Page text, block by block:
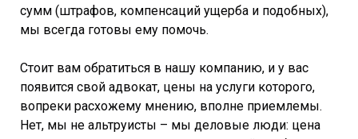
сумм (штрафов, компенсаций ущерба и подобных),
мы всегда готовы ему помочь.
Стоит вам обратиться в нашу компанию, и у вас
появится свой адвокат, цены на услуги которого,
вопреки расхожему мнению, вполне приемлемы.
Нет, мы не альтруисты – мы деловые люди: цена